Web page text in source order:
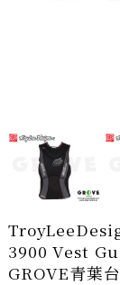
3900 Vest
GROVE青葉台